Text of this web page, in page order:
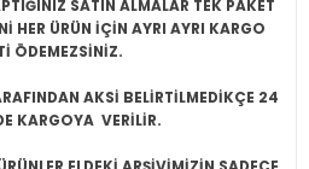
SATIN ALMALAR TEK PAKET
HER ÜRÜN İÇİN AYRI AYRI KARGO
ÖDEMEZSİNİZ.
AKSİ BELİRTİLMEDİKÇE 24
KARGOYA VERİLİR.